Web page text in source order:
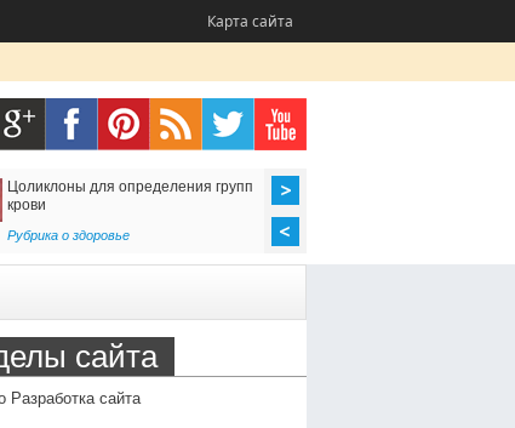
Карта сайта
Цоликлоны для определения групп
крови
Рубрика о здоровье
сайта
Разработка сайта